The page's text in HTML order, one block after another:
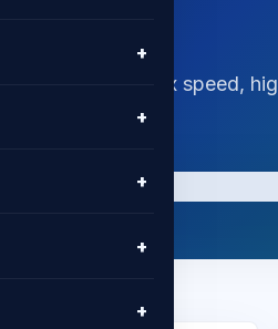
+
+
+
+
+
offers 10x speed,